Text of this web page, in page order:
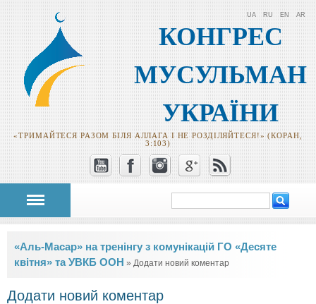
КОНГРЕС
МУСУЛЬМАН
УКРАЇНИ
«ТРИМАЙТЕСЯ РАЗОМ БІЛЯ АЛЛАГА І НЕ РОЗДІЛЯЙТЕСЯ!» (КОРАН,
3:103)
UA RU EN AR
Пошукова
Ви є тут
«Аль-Масар» на тренінгу з комунікацій ГО «Десяте
квітня» та УВКБ ООН » Додати новий коментар
Додати новий коментар